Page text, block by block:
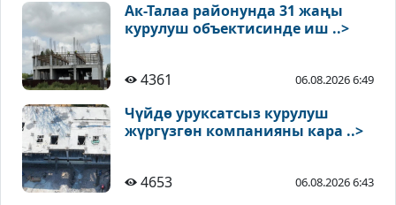
Ак-Талаа районунда 31 жаңы
курулуш объектисинде иш ..>
4361 06.08.2026 6:49
Чүйдө уруксатсыз курулуш
жүргүзгөн компанияны кара ..>
4653 06.08.2026 6:43